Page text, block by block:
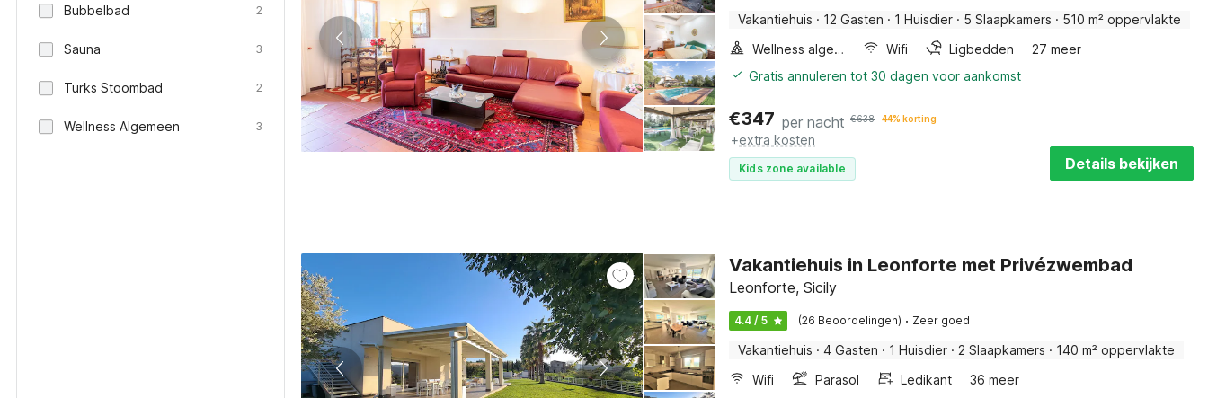
Bubbelbad 2
Sauna 3
Turks Stoombad 2
Wellness Algemeen 3
Vakantiehuis · 12 Gasten · 1 Huisdier · 5 Slaapkamers · 510 m² oppervlakte
Wellness algemeen
Wifi Ligbedden
27 meer
Gratis annuleren tot 30 dagen voor aankomst
€347 per nacht €638 44% korting
+extra kosten
Kids zone available Details bekijken
Vakantiehuis in Leonforte met Privézwembad
Leonforte, Sicily
4.4 / 5 (26 Beoordelingen) · Zeer goed
Vakantiehuis · 4 Gasten · 1 Huisdier · 2 Slaapkamers · 140 m² oppervlakte
Wifi
Parasol Ledikant
36 meer